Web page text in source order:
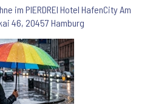
im PIERDREI Hotel HafenCity Am
46, 20457 Hamburg